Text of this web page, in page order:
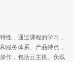
性，通过课程的学习，
服务体系、产品特点，
作，包括云主机、负载